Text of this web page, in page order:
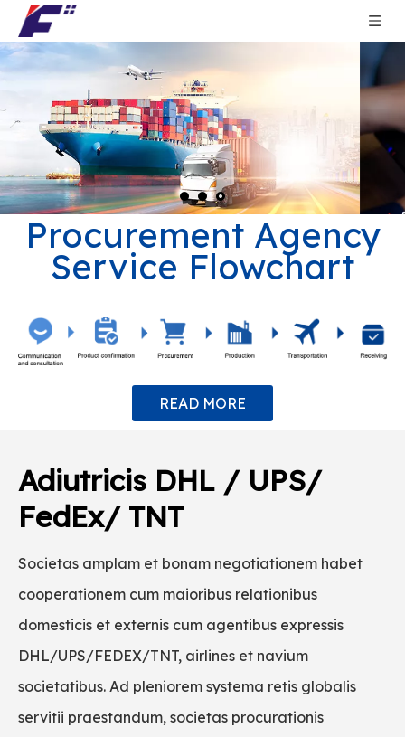
Procurement Agency
Service Flowchart
READ MORE
Adiutricis DHL / UPS/
FedEx/ TNT
Societas amplam et bonam negotiationem habet
cooperationem cum maioribus relationibus
domesticis et externis cum agentibus expressis
DHL/UPS/FEDEX/TNT, airlines et navium
societatibus. Ad pleniorem systema retis globalis
servitii praestandum, societas procurationis